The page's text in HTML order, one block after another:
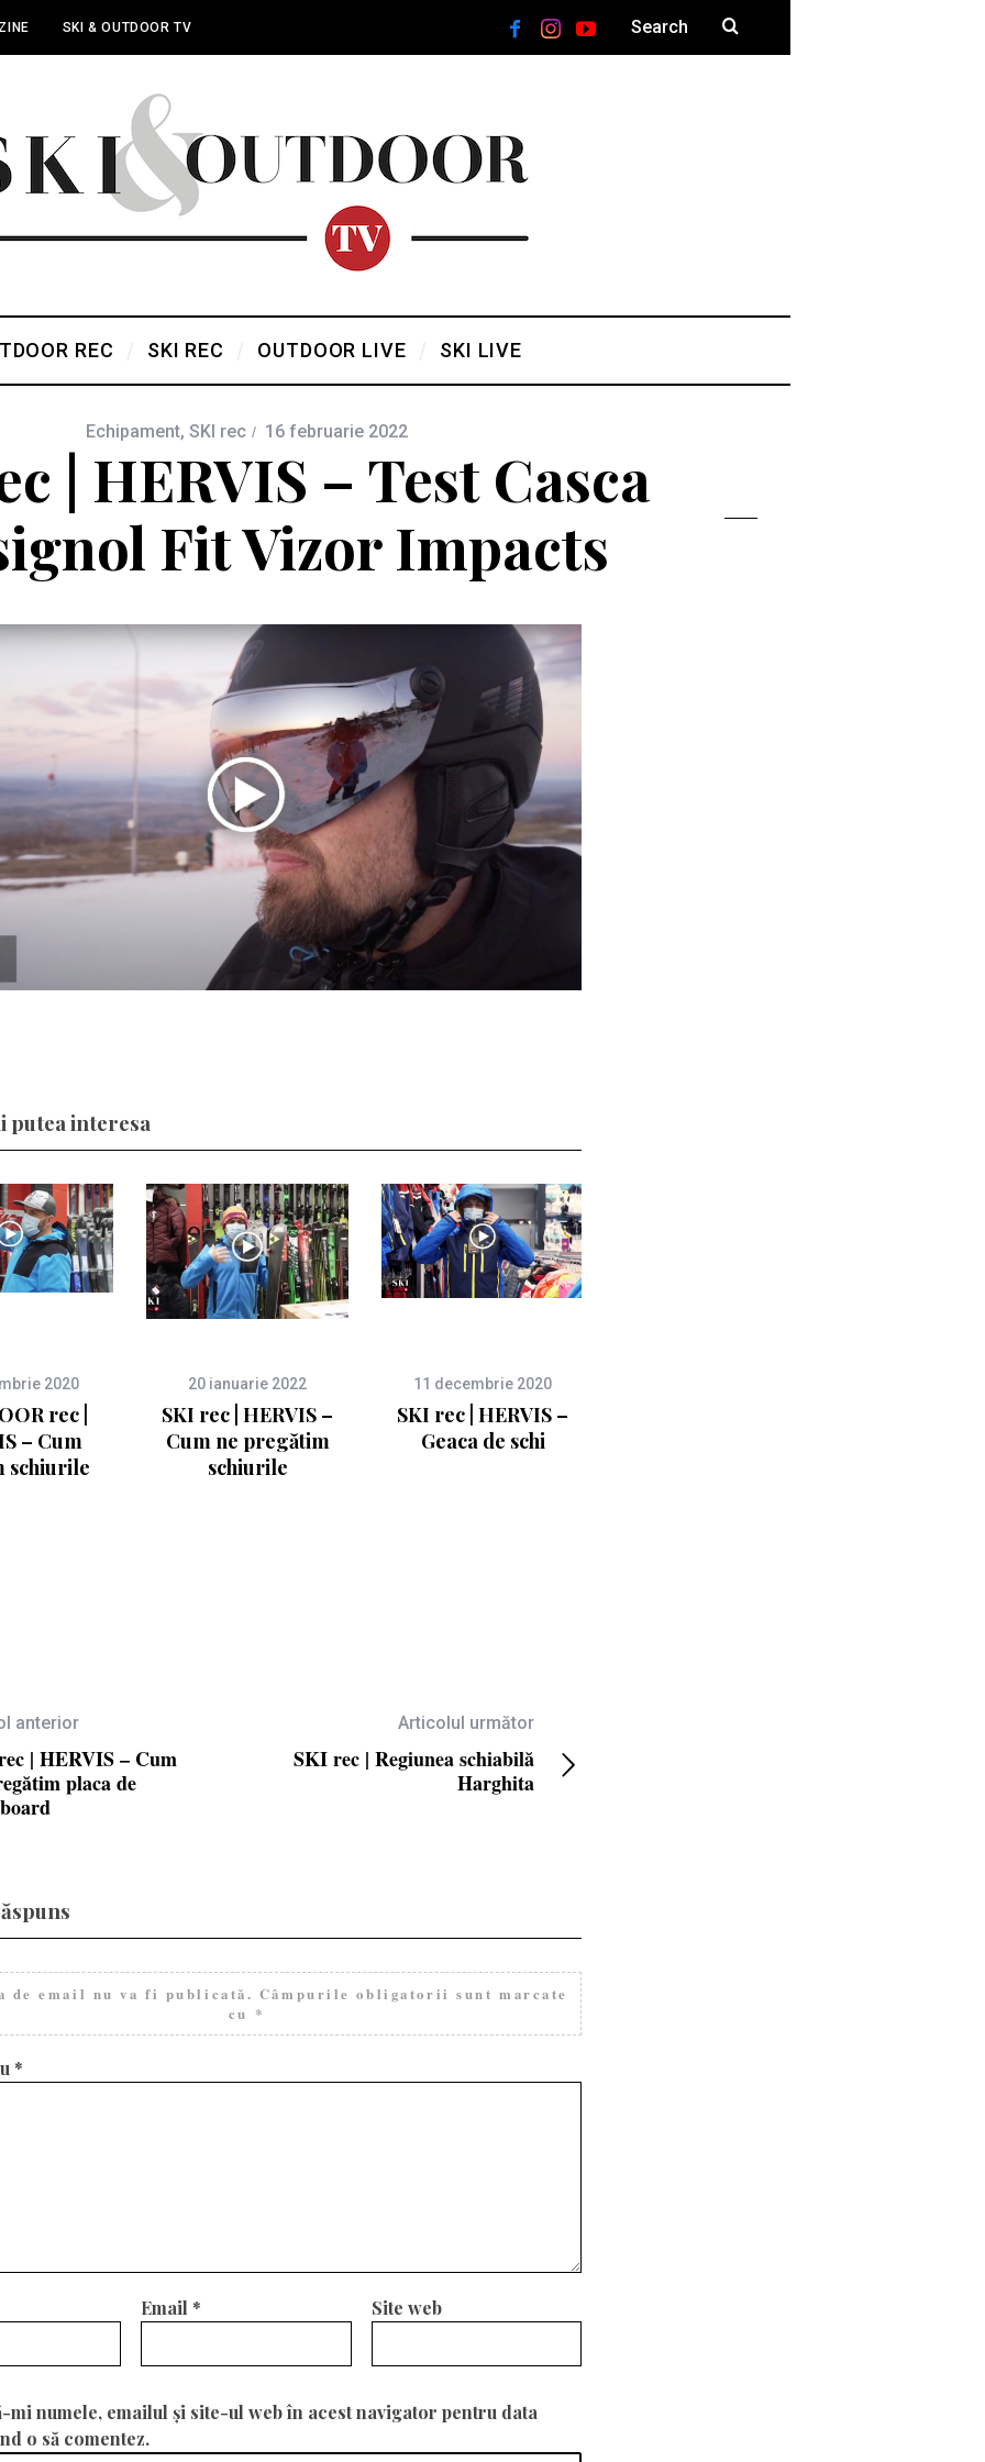
SKI & OUTDOOR TV
REC SKI REC OUTDOOR LIVE SKI LIVE
Echipament, SKI rec 16 februarie 2022
| HERVIS – Test Casca
Fit Vizor Impacts
putea interesa
2020
rec |
– Cum
schiurile
20 ianuarie 2022
SKI rec | HERVIS –
Cum ne pregătim
schiurile
11 decembrie 2020
SKI rec | HERVIS –
Geaca de schi
anterior
| HERVIS – Cum
placa de
Articolul următor
SKI rec | Regiunea schiabilă
Harghita
de email nu va fi publicată. Câmpurile obligatorii sunt marcate
cu *
*
Email * Site web
mi numele, emailul și site-ul web în acest navigator pentru data
o să comentez.